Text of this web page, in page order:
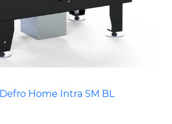
Home Intra SM BL